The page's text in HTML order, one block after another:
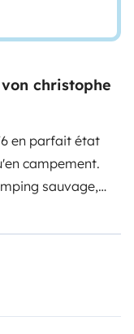
christophe
en parfait état
campement.
sauvage,
discret pour
en ville ou
grâce au toit